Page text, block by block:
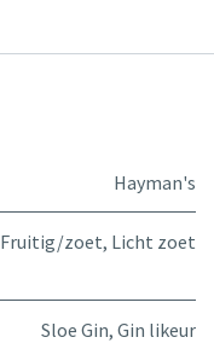
Hayman's
Fruitig/zoet, Licht zoet
Sloe Gin, Gin likeur